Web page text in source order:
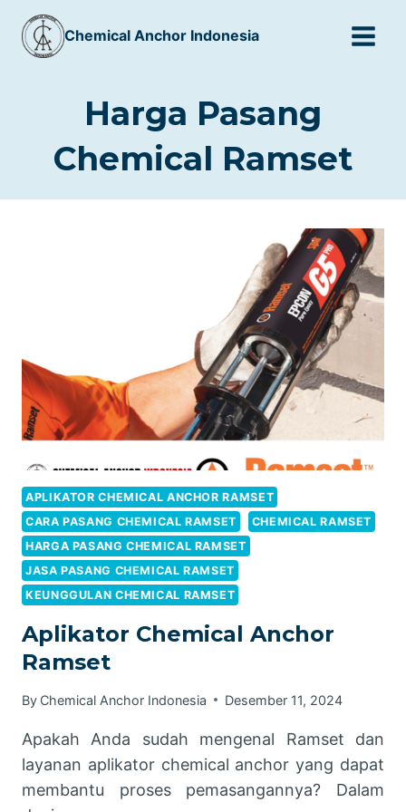
content
Chemical Anchor Indonesia
Harga Pasang
Chemical Ramset
APLIKATOR CHEMICAL ANCHOR RAMSET
CARA PASANG CHEMICAL RAMSET
CHEMICAL RAMSET
HARGA PASANG CHEMICAL RAMSET
JASA PASANG CHEMICAL RAMSET
KEUNGGULAN CHEMICAL RAMSET
Aplikator Chemical Anchor
Ramset
By Chemical Anchor Indonesia Desember 11, 2024
Apakah Anda sudah mengenal Ramset dan
layanan aplikator chemical anchor yang dapat
membantu proses pemasangannya? Dalam